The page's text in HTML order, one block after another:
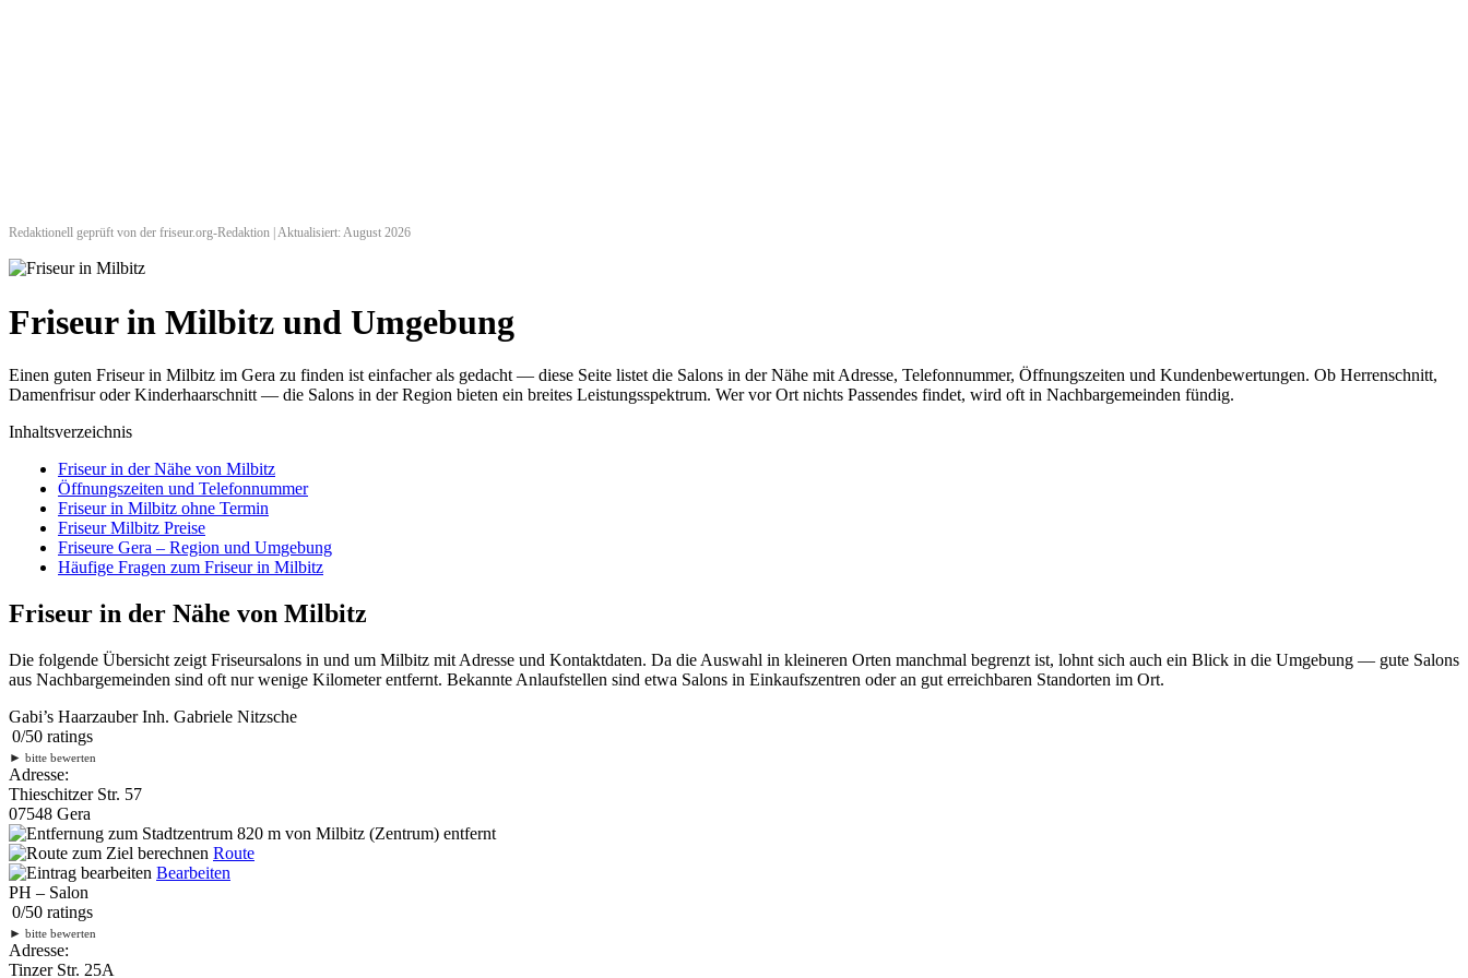
Redaktionell geprüft von der friseur.org-Redaktion | Aktualisiert: August 2026
Friseur in Milbitz und Umgebung
Einen guten Friseur in Milbitz im Gera zu finden ist einfacher als gedacht — diese Seite listet die Salons in der Nähe mit Adresse, Telefonnummer, Öffnungszeiten und Kundenbewertungen. Ob Herrenschnitt,
Damenfrisur oder Kinderhaarschnitt — die Salons in der Region bieten ein breites Leistungsspektrum. Wer vor Ort nichts Passendes findet, wird oft in Nachbargemeinden fündig.
Inhaltsverzeichnis
Friseur in der Nähe von Milbitz
Öffnungszeiten und Telefonnummer
Friseur in Milbitz ohne Termin
Friseur Milbitz Preise
Friseure Gera – Region und Umgebung
Häufige Fragen zum Friseur in Milbitz
Friseur in der Nähe von Milbitz
Die folgende Übersicht zeigt Friseursalons in und um Milbitz mit Adresse und Kontaktdaten. Da die Auswahl in kleineren Orten manchmal begrenzt ist, lohnt sich auch ein Blick in die Umgebung — gute Salons
aus Nachbargemeinden sind oft nur wenige Kilometer entfernt. Bekannte Anlaufstellen sind etwa Salons in Einkaufszentren oder an gut erreichbaren Standorten im Ort.
Gabi’s Haarzauber Inh. Gabriele Nitzsche
0/50 ratings
► bitte bewerten
Adresse:
Thieschitzer Str. 57
07548 Gera
820 m von Milbitz (Zentrum) entfernt
Route
Bearbeiten
PH – Salon
0/50 ratings
► bitte bewerten
Adresse:
Tinzer Str. 25A